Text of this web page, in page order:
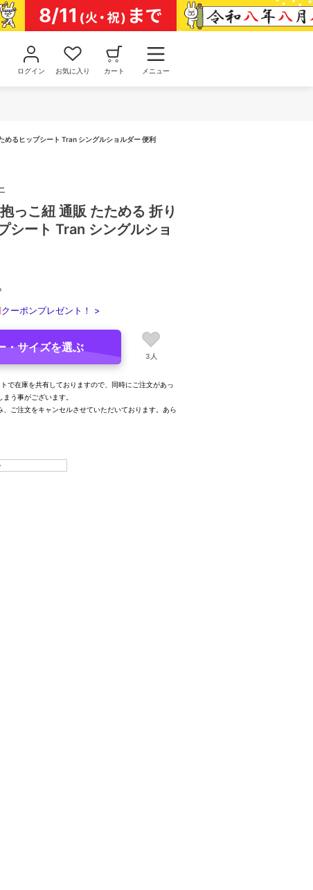
ログイン お気に入り カート メニュー
めるヒップシート Tran シングルショルダー 便利
っこ紐 通販 たためる 折り
シート Tran シングルショ
クーポンプレゼント！ >
・サイズを選ぶ
3人
で在庫を共有しておりますので、同時にご注文があっ
う事がございます。
、ご注文をキャンセルさせていただいております。あら